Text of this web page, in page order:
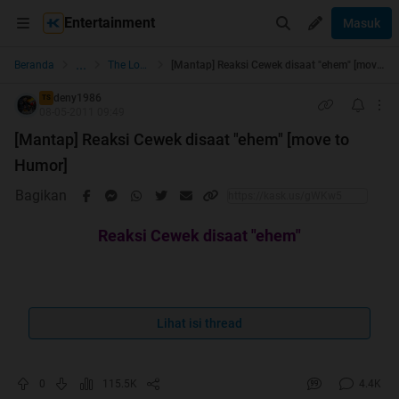
Entertainment Masuk
Beranda ... The Lounge
TS deny1986
[Mantap] Reaksi Cewek disaat "ehem" [move to
Humor]
Bagikan
Reaksi Cewek disaat "ehem"
Reaksi wanita saat sang cowok adalah seorang pegawai
Lihat isi thread
0 115.5K 4.4K